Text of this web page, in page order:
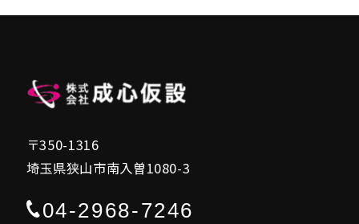
〒350-1316
埼玉県狭山市南入曽1080-3
04-2968-7246